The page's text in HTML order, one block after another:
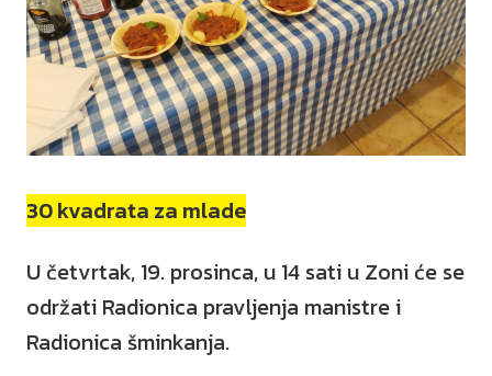
30 kvadrata za mlade
U četvrtak, 19. prosinca, u 14 sati u Zoni će se
održati Radionica pravljenja manistre i
Radionica šminkanja.